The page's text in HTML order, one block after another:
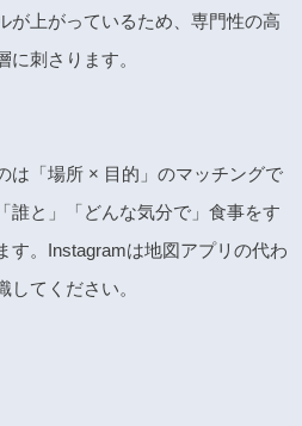
が上がっているため、専門性の高
刺さります。
は「場所 × 目的」のマッチングで
誰と」「どんな気分で」食事をす
す。Instagramは地図アプリの代わ
してください。